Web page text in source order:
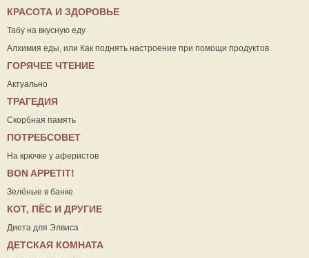
КРАСОТА И ЗДОРОВЬЕ
Табу на вкусную еду
Алхимия еды, или Как поднять настроение при помощи продуктов
ГОРЯЧЕЕ ЧТЕНИЕ
Актуально
ТРАГЕДИЯ
Скорбная память
ПОТРЕБСОВЕТ
На крючке у аферистов
ВON APPETIT!
Зелёные в банке
КОТ, ПЁС И ДРУГИЕ
Диета для Элвиса
ДЕТСКАЯ КОМНАТА